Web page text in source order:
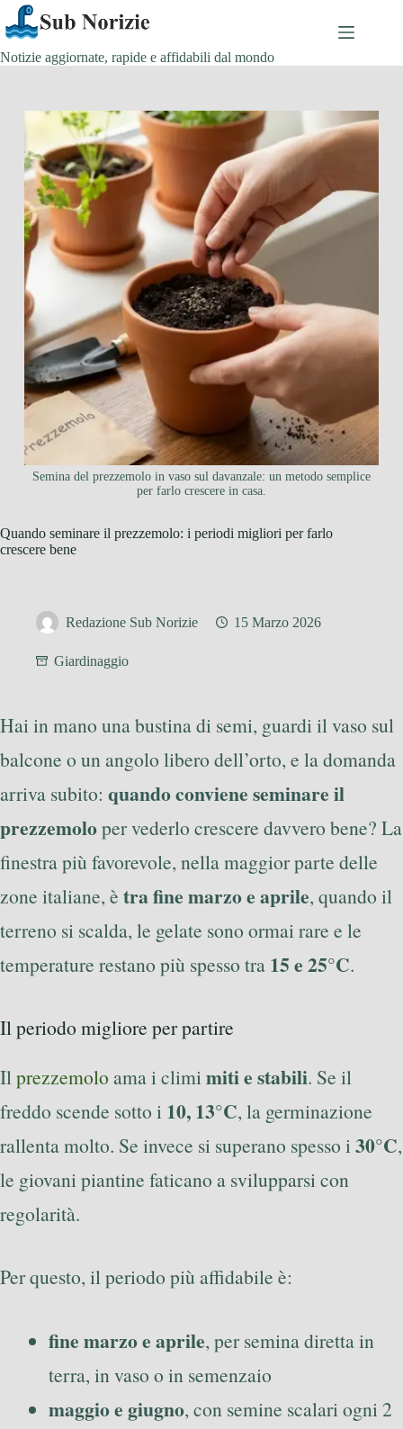
Salta
al
contenuto
Notizie aggiornate, rapide e affidabili dal mondo
Semina del prezzemolo in vaso sul davanzale: un metodo semplice
per farlo crescere in casa.
Quando seminare il prezzemolo: i periodi migliori per farlo
crescere bene
Redazione Sub Norizie 15 Marzo 2026
Giardinaggio
Hai in mano una bustina di semi, guardi il vaso sul
balcone o un angolo libero dell’orto, e la domanda
arriva subito: quando conviene seminare il
prezzemoloper vederlo crescere davvero bene? La
finestra più favorevole, nella maggior parte delle
zone italiane, è tra fine marzo e aprile, quando il
terreno si scalda, le gelate sono ormai rare e le
temperature restano più spesso tra 15 e 25°C.
Il periodo migliore per partire
Ilprezzemolo ama i climimiti e stabili. Se il
freddo scende sotto i 10, 13°C, la germinazione
rallenta molto. Se invece si superano spesso i30°C,
le giovani piantine faticano a svilupparsi con
regolarità.
Per questo, il periodo più affidabile è:
fine marzo e aprile, per semina diretta in
terra, in vaso o in semenzaio
maggio e giugno, con semine scalari ogni 2